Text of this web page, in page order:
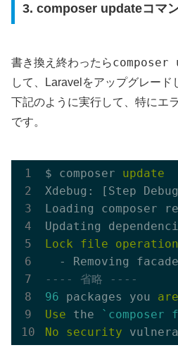
3. composer updateコマ
書き換え終わったらcomposer
して、Laravelをアップグレード
下記のように実行して、特にエ
です。
$ composer update
Xdebug: [Step
Loading composer
Lock
file
- Removing
---- 省略 ----
96 packages you are
Use the `composer
No
security